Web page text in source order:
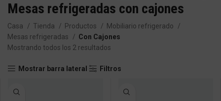
Mesas refrigeradas con cajones
Casa Tienda Productos
Mobiliario refrigerado
Mesas refrigeradas
Con Cajones
Mostrando todos los 2 resultados
Mostrar barra lateral Filtros